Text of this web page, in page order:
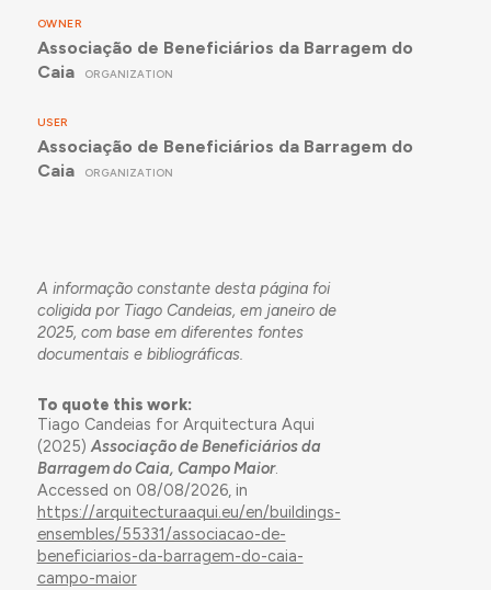
OWNER
Associação de Beneficiários da Barragem do
Caia
ORGANIZATION
USER
Associação de Beneficiários da Barragem do
Caia
ORGANIZATION
A informação constante desta página foi
coligida por Tiago Candeias, em janeiro de
2025, com base em diferentes fontes
documentais e bibliográficas.
To quote this work:
Tiago Candeias for Arquitectura Aqui
(2025)Associação de Beneficiários da
Barragem do Caia, Campo Maior.
Accessed on 08/08/2026, in
https://arquitecturaaqui.eu/en/buildings-
ensembles/55331/associacao-de-
beneficiarios-da-barragem-do-caia-
campo-maior